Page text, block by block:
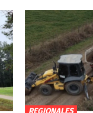
REGIONALES